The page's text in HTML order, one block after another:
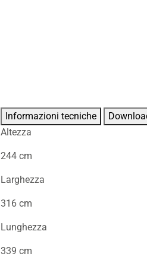
Informazioni tecniche
Altezza
244 cm
Larghezza
316 cm
Lunghezza
339 cm